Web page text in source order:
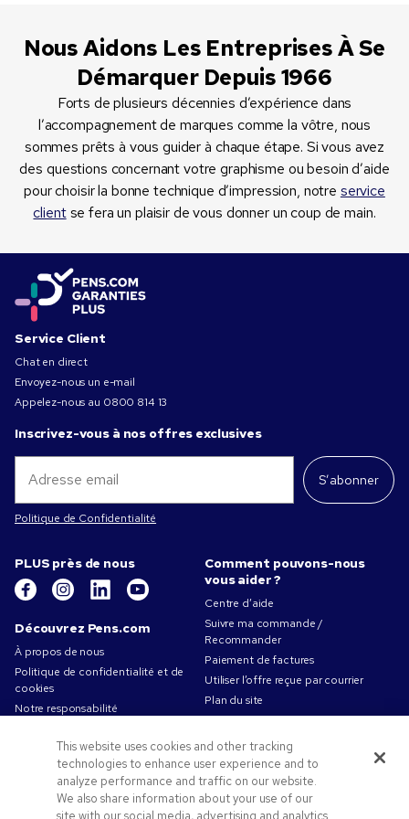
Nous Aidons Les Entreprises À Se
Démarquer Depuis 1966
Forts de plusieurs décennies d’expérience dans
l’accompagnement de marques comme la vôtre, nous
sommes prêts à vous guider à chaque étape. Si vous avez
des questions concernant votre graphisme ou besoin d’aide
pour choisir la bonne technique d’impression, notre service
clientse fera un plaisir de vous donner un coup de main.
Service Client
Chat en direct
Envoyez-nous un e-mail
Appelez-nous au 0800 814 13
Inscrivez-vous à nos offres exclusives
S’abonner
Politique de Confidentialité
PLUS près de nous
Découvrez Pens.com
À propos de nous
Politique de confidentialité et de
cookies
Notre responsabilité
Conditions générales de vente
Travailler chez Pens.com
Offres et ressources
Comment pouvons-nous
vous aider ?
Centre d’aide
Suivre ma commande /
Recommander
Paiement de factures
Utiliser l’offre reçue par courrier
Plan du site
Contactez-nous
This website uses cookies and other tracking
technologies to enhance user experience and to
analyze performance and traffic on our website.
We also share information about your use of our
site with our social media, advertising and analytics